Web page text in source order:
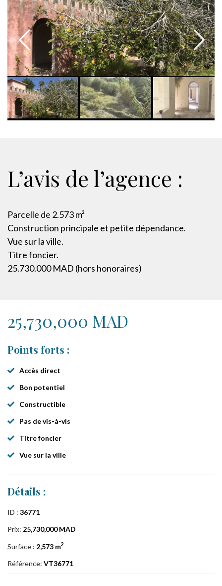
L’avis de l’agence :
Parcelle de 2.573 m²
Construction principale et petite dépendance.
Vue sur la ville.
Titre foncier.
25.730.000 MAD (hors honoraires)
25,730,000 MAD
Points forts :
Accès direct
Bon potentiel
Constructible
Pas de vis-à-vis
Titre foncier
Vue sur la ville
Détails :
ID : 36771
Prix: 25,730,000 MAD
Surface : 2,573 m2
Référence: VT36771